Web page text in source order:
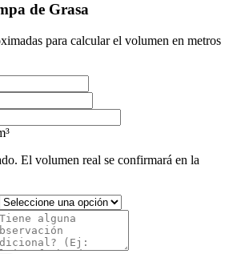
de Grasa
para calcular el volumen en metros
El volumen real se confirmará en la